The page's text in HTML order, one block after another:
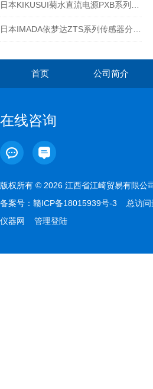
首页 公司简介
在线咨询
版权所有 © 2026 江西省江崎贸易有限
备案号： 赣ICP备18015939号-3 总访问
仪器网
管理登陆